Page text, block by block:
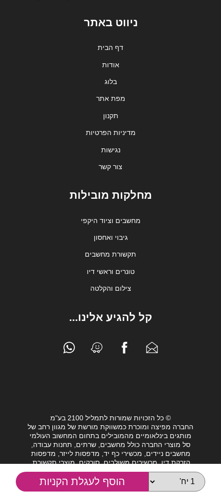
ניווט באתר
דף הבית
אודות
בלוג
מפת אתר
תקנון
מדיניות הפרטיות
נגישות
צור קשר
מחלקות מובילות
מחשבים וציוד היקפי
גיבוי ואחסון
תקשורת מחשבים
טונרים וראשי דיו
צילום והקלטה
קל להגיע אלינו...
© כל הזכויות שמורות לתמליל 2100 בע"מ
החברה מפיצה ומוכרת כמשווקת מורשת של מגוון רחב של
מותגים בינלאומיים מהמובילים בתחום המחשוב העולמי
סל מוצרי החברה כולל מחשבים, שרתים, תחנות עבודה,
מחשבים ניידים, מכשירי כף יד, מדפסות לייזר, מדפסות
הזרקת דיו, מכשירים משולבים, סורקים, מוצרי תקשורת,
חלקי מחשב, כונני גיבוי וציוד נלווה מגוון לעולם המחשבים.